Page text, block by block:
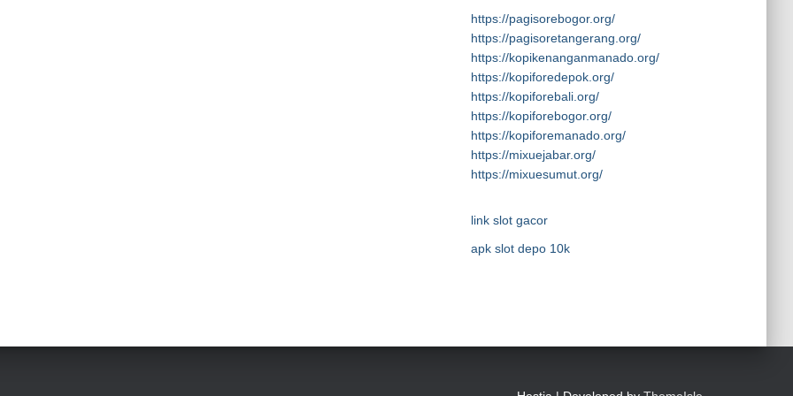
https://pagisorebogor.org/
https://pagisoretangerang.org/
https://kopikenanganmanado.org/
https://kopiforedepok.org/
https://kopiforebali.org/
https://kopiforebogor.org/
https://kopiforemanado.org/
https://mixuejabar.org/
https://mixuesumut.org/
link slot gacor
apk slot depo 10k